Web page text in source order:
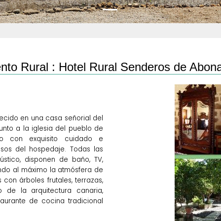
Rural : Hotel Rural Senderos de
en una casa señorial del
a la iglesia del pueblo de
con exquisito cuidado e
del hospedaje. Todas las
disponen de baño, TV,
al máximo la atmósfera de
con árboles frutales, terrazas,
de la arquitectura canaria,
de cocina tradicional